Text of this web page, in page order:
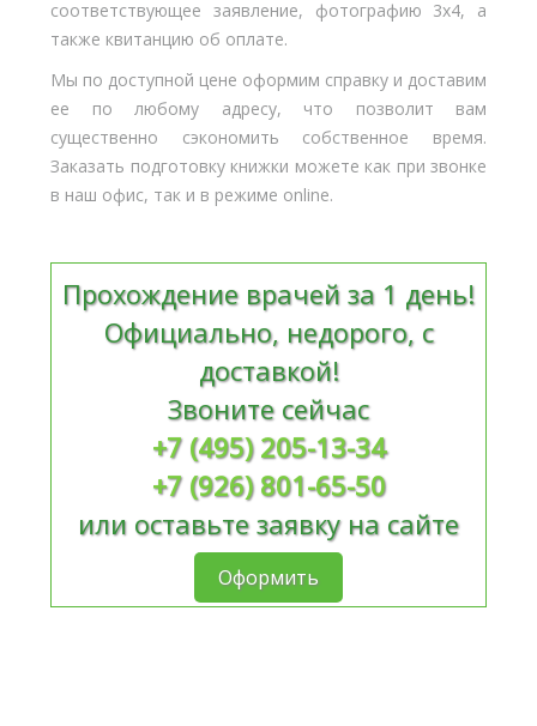
соответствующее заявление, фотографию 3х4, а
также квитанцию об оплате.
Мы по доступной цене оформим справку и доставим
ее по любому адресу, что позволит вам
существенно сэкономить собственное время.
Заказать подготовку книжки можете как при звонке
в наш офис, так и в режиме online.
Прохождение врачей за 1 день!
Официально, недорого, с
доставкой!
Звоните сейчас
+7 (495) 205-13-34
+7 (926) 801-65-50
или оставьте заявку на сайте
Оформить